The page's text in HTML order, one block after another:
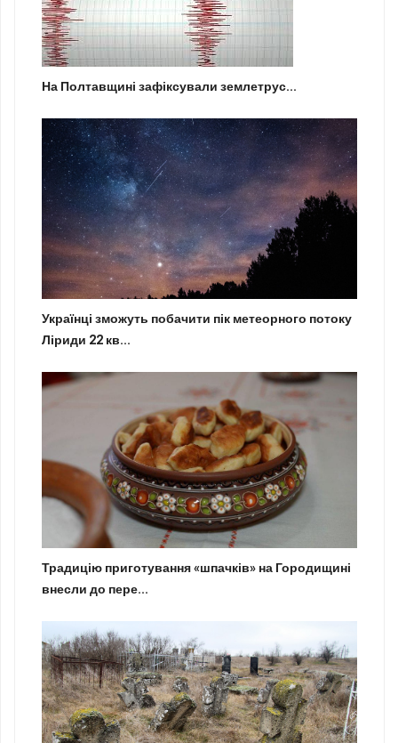
На Полтавщині зафіксували землетрус...
Українці зможуть побачити пік метеорного потоку
Ліриди 22 кв...
Традицію приготування «шпачків» на Городищині
внесли до пере...